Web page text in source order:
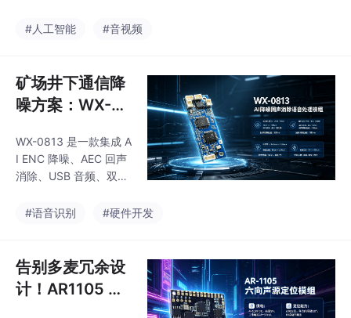
是一款面向工业级应用
封装设计，尺寸仅为**
37.5mm × 16mm**。*
*应用价值**：波束成型
定方向的声音"，有效抑
制侧面和背面的噪音，
这对于会议设备、录音
具有极高价值。**技术
#人工智能 #音视频
矿场井下通信降
噪方案：WX-08
高噪回声难题
WX-0813 是一款集成 A
I ENC 降噪、AEC 回声
消除、USB 音频、双声
SP 语音模组，高度适配
#语音识别 #硬件开发
告别多麦冗余设
计！AR1105 六